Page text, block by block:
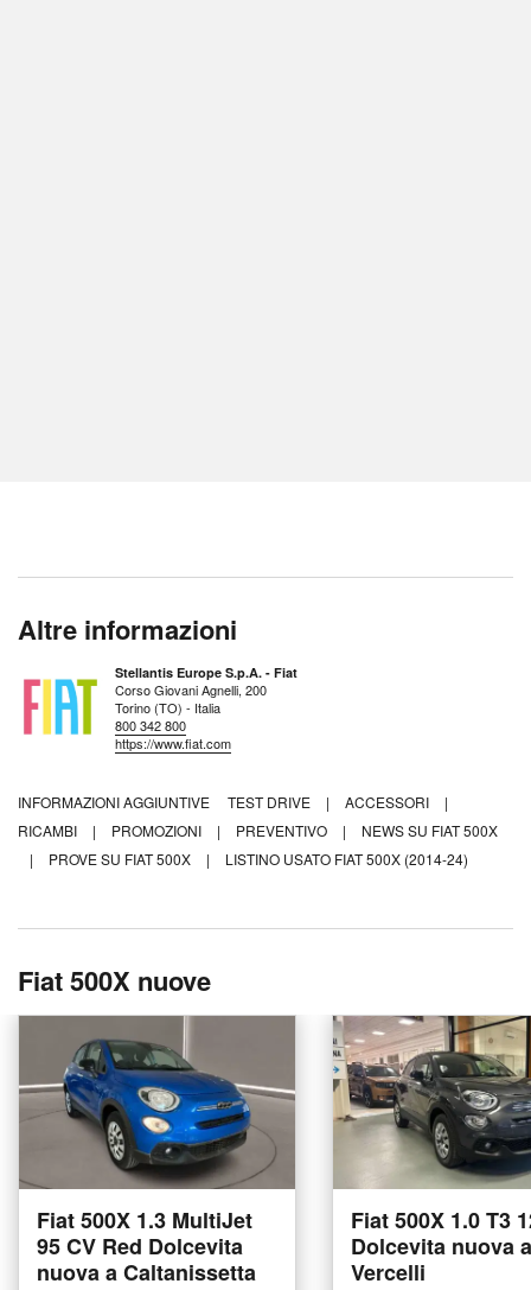
Altre informazioni
Stellantis Europe S.p.A. - Fiat
Corso Giovani Agnelli, 200
Torino (TO) - Italia
800 342 800
https://www.fiat.com
INFORMAZIONI AGGIUNTIVE TEST DRIVE | ACCESSORI
|
RICAMBI
| PROMOZIONI | PREVENTIVO |
NEWS SU FIAT 500X
|
PROVE SU FIAT 500X | LISTINO USATO FIAT 500X (2014-24)
Fiat 500X nuove
Fiat 500X 1.3 MultiJet
95 CV Red Dolcevita
nuova a Caltanissetta
Fiat 500X 1.0 T3
Dolcevita nuova a
Vercelli